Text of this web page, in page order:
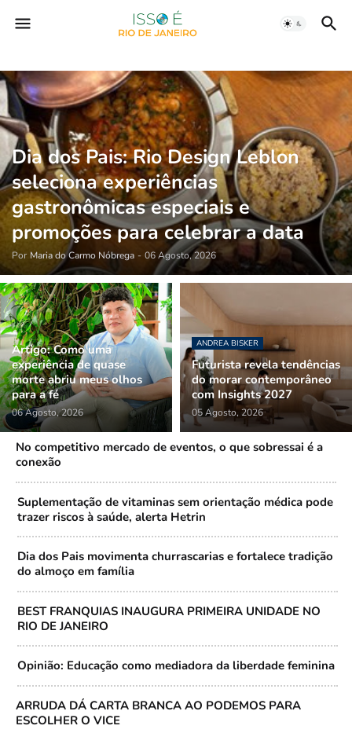
Dia dos Pais: Rio Design Leblon
seleciona experiências
gastronômicas especiais e
promoções para celebrar a data
Por Maria do Carmo Nóbrega - 06 Agosto, 2026
Artigo: Como uma
experiência de quase
morte abriu meus olhos
para a fé
06 Agosto, 2026
ANDREA BISKER
Futurista revela tendências
do morar contemporâneo
com Insights 2027
05 Agosto, 2026
No competitivo mercado de eventos, o que sobressai é a
conexão
Suplementação de vitaminas sem orientação médica pode
trazer riscos à saúde, alerta Hetrin
Dia dos Pais movimenta churrascarias e fortalece tradição
do almoço em família
BEST FRANQUIAS INAUGURA PRIMEIRA UNIDADE NO
RIO DE JANEIRO
Opinião: Educação como mediadora da liberdade feminina
ARRUDA DÁ CARTA BRANCA AO PODEMOS PARA
ESCOLHER O VICE